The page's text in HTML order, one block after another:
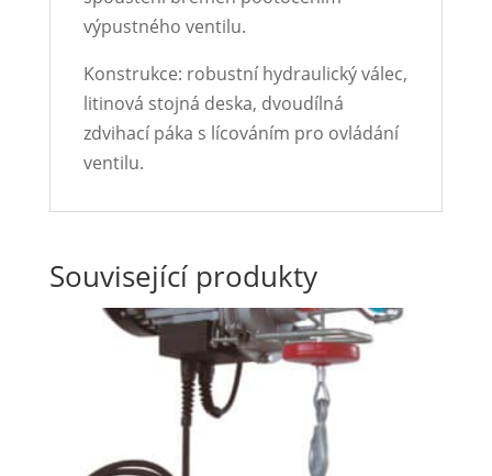
výpustného ventilu.
Konstrukce: robustní hydraulický válec,
litinová stojná deska, dvoudílná
zdvihací páka s lícováním pro ovládání
ventilu.
Související produkty